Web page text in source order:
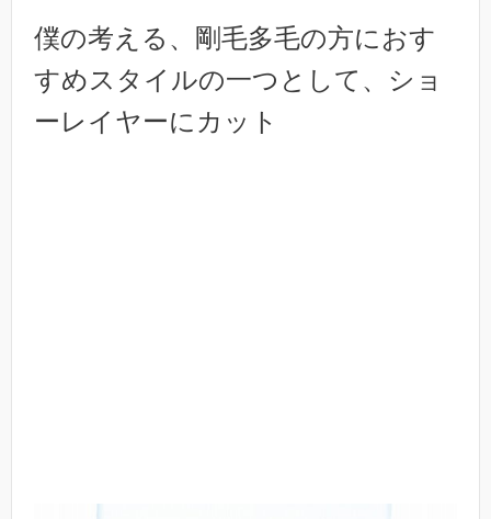
僕の考える、剛毛多毛の方におす
すめスタイルの一つとして、ショ
ーレイヤーにカット